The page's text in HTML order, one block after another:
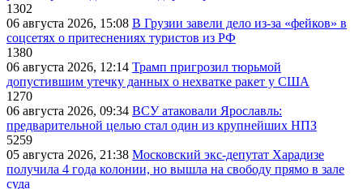
1302
06 августа 2026, 15:08 В Грузии завели дело из-за «фейков» в
соцсетях о притеснениях туристов из РФ
1380
06 августа 2026, 12:14 Трамп пригрозил тюрьмой
допустившим утечку данных о нехватке ракет у США
1270
06 августа 2026, 09:34 ВСУ атаковали Ярославль:
предварительной целью стал один из крупнейших НПЗ
5259
05 августа 2026, 21:38 Московский экс-депутат Харадизе
получила 4 года колонии, но вышла на свободу прямо в зале
суда